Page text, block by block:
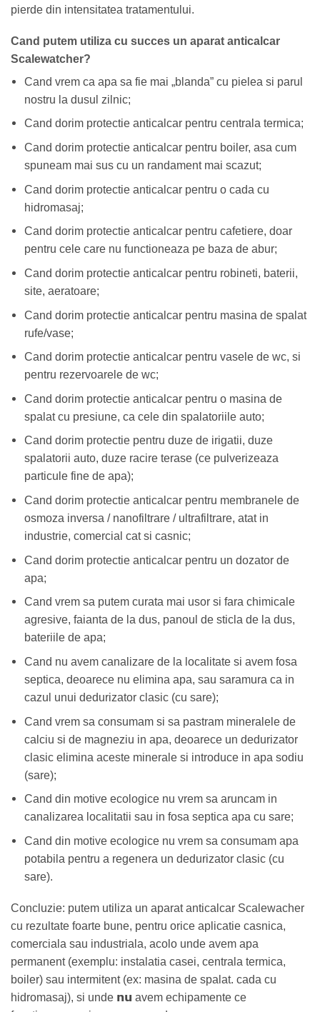
pierde din intensitatea tratamentului.
Cand putem utiliza cu succes un aparat anticalcar
Scalewatcher?
Cand vrem ca apa sa fie mai „blanda” cu pielea si parul
nostru la dusul zilnic;
Cand dorim protectie anticalcar pentru centrala termica;
Cand dorim protectie anticalcar pentru boiler, asa cum
spuneam mai sus cu un randament mai scazut;
Cand dorim protectie anticalcar pentru o cada cu
hidromasaj;
Cand dorim protectie anticalcar pentru cafetiere, doar
pentru cele care nu functioneaza pe baza de abur;
Cand dorim protectie anticalcar pentru robineti, baterii,
site, aeratoare;
Cand dorim protectie anticalcar pentru masina de spalat
rufe/vase;
Cand dorim protectie anticalcar pentru vasele de wc, si
pentru rezervoarele de wc;
Cand dorim protectie anticalcar pentru o masina de
spalat cu presiune, ca cele din spalatoriile auto;
Cand dorim protectie pentru duze de irigatii, duze
spalatorii auto, duze racire terase (ce pulverizeaza
particule fine de apa);
Cand dorim protectie anticalcar pentru membranele de
osmoza inversa / nanofiltrare / ultrafiltrare, atat in
industrie, comercial cat si casnic;
Cand dorim protectie anticalcar pentru un dozator de
apa;
Cand vrem sa putem curata mai usor si fara chimicale
agresive, faianta de la dus, panoul de sticla de la dus,
bateriile de apa;
Cand nu avem canalizare de la localitate si avem fosa
septica, deoarece nu elimina apa, sau saramura ca in
cazul unui dedurizator clasic (cu sare);
Cand vrem sa consumam si sa pastram mineralele de
calciu si de magneziu in apa, deoarece un dedurizator
clasic elimina aceste minerale si introduce in apa sodiu
(sare);
Cand din motive ecologice nu vrem sa aruncam in
canalizarea localitatii sau in fosa septica apa cu sare;
Cand din motive ecologice nu vrem sa consumam apa
potabila pentru a regenera un dedurizator clasic (cu
sare).
Concluzie: putem utiliza un aparat anticalcar Scalewacher
cu rezultate foarte bune, pentru orice aplicatie casnica,
comerciala sau industriala, acolo unde avem apa
permanent (exemplu: instalatia casei, centrala termica,
boiler) sau intermitent (ex: masina de spalat. cada cu
hidromasaj), si unde nu avem echipamente ce